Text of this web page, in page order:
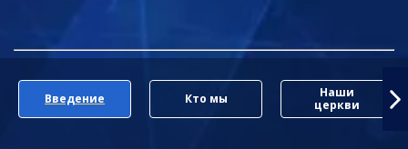
Введение Кто мы
Наши
церкви